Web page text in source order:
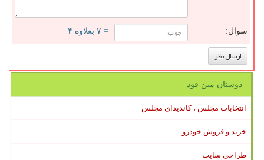
سوال: = ۷ بعلاوه ۴
دوستان مین فود
انتخابات مجلس ، کاندیدای مجلس
خرید و فروش خودرو
طراحی سایت